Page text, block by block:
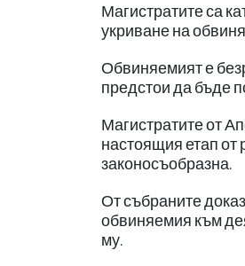
Магистратите са
укриване на
Обвиняемият е
предстои да бъде
Магистратите от
настоящия етап от
законосъобразна.
От събраните
обвиняемия към
му.